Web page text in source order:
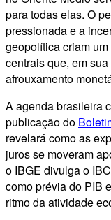
para todas elas. O
pressionada e a
geopolítica criam
centrais que, em
afrouxamento
A agenda brasileira
publicação do
revelará como as
juros se moveram
o IBGE divulga o
como prévia do PIB
ritmo da atividade